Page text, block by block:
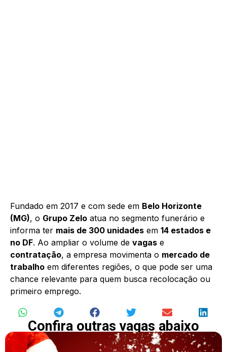
Fundado em 2017 e com sede em Belo Horizonte
(MG), o Grupo Zelo atua no segmento funerário e
informa ter mais de 300 unidades em 14 estados e
no DF. Ao ampliar o volume de vagas e
contratação, a empresa movimenta o mercado de
trabalho em diferentes regiões, o que pode ser uma
chance relevante para quem busca recolocação ou
primeiro emprego.
Confira outras vagas abaixo